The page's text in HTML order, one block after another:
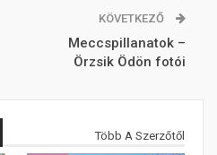
KÖVETKEZŐ
Meccspillanatok –
Örzsik Ödön fotói
Több A Szerzőtől